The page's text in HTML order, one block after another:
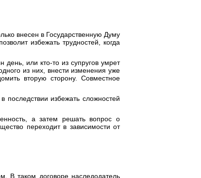
внесен в Государственную Думу
избежать трудностей, когда
или кто-то из супругов умрет
из них, внести изменения уже
вторую сторону. Совместное
последствии избежать сложностей
а затем решать вопрос о
переходит в зависимости от
В таком договоре наследодатель